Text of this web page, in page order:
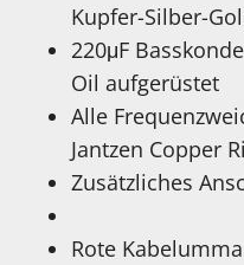
Kupfer-Silber-
220μF
Oil aufgerüstet
Alle
Jantzen Copper
Zusätzliches
Rote